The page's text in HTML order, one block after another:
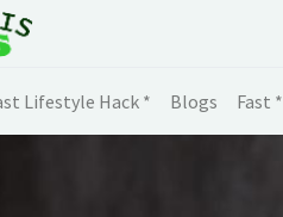
Lifestyle Hack * Blogs Fast *